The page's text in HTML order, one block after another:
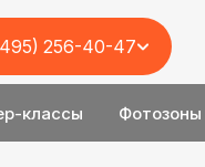
классы Фотозоны
256-40-47